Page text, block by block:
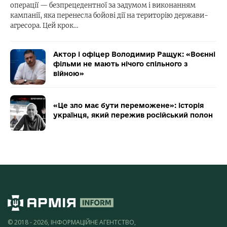
операції — безпрецедентної за задумом і виконанням
кампанії, яка перенесла бойові дії на територію держави-
агресора. Цей крок…
Актор і офіцер Володимир Ращук: «Воєнні
фільми не мають нічого спільного з
війною»
«Це зло має бути переможене»: історія
українця, який пережив російський полон
© 2018 - 2026, ІНФОРМАЦІЙНЕ АГЕНТСТВО,